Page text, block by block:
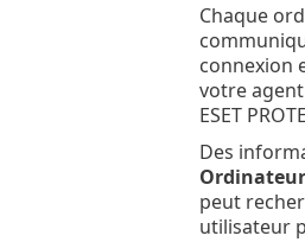
Chaque
connexion
votre
ESET
Des
peut
utilisateur